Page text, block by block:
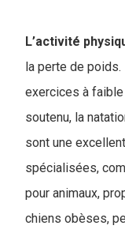
L’activité
la perte de
exercices à faible
soutenu, la
sont une
spécialisées,
pour animaux,
chiens obèses,